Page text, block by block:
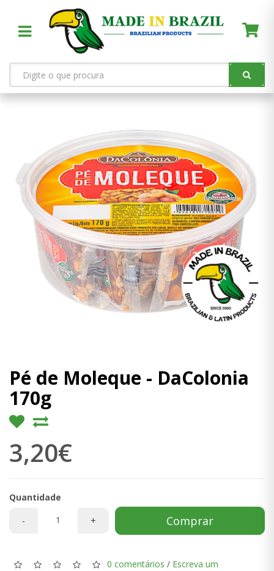
Pé de Moleque - DaColonia
170g
3,20€
Quantidade
-
+ Comprar
0 comentários / Escreva um